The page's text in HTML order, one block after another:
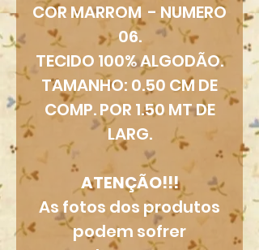
COR MARROM - NUMERO
06.
TECIDO 100% ALGODÃO.
TAMANHO: 0.50 CM DE
COMP. POR 1.50 MT DE
LARG.
ATENÇÃO!!!
As fotos dos produtos
podem sofrer